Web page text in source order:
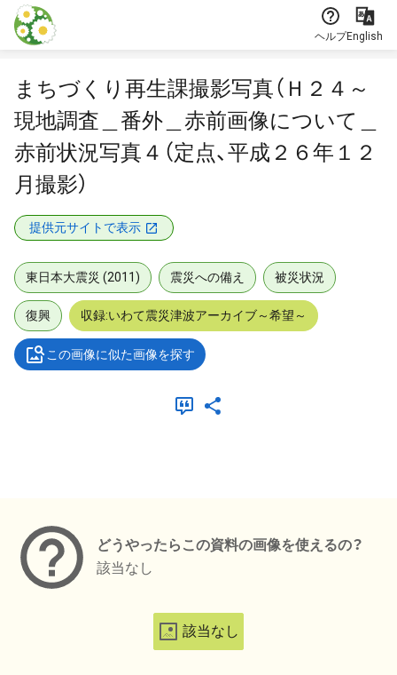
本文に飛ぶ
ヘルプEnglish
まちづくり再生課撮影写真（Ｈ２４～
現地調査＿番外＿赤前画像について＿
赤前状況写真４（定点、平成２６年１２
月撮影）
提供元サイトで表示
東日本大震災 (2011) 震災への備え 被災状況
復興 収録:いわて震災津波アーカイブ～希望～
この画像に似た画像を探す
どうやったらこの資料の画像を使えるの？
該当なし
該当なし